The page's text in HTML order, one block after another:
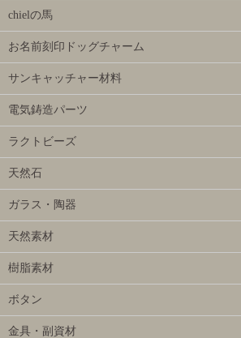
chielの馬
お名前刻印ドッグチャーム
サンキャッチャー材料
電気鋳造パーツ
ラクトビーズ
天然石
ガラス・陶器
天然素材
樹脂素材
ボタン
金具・副資材